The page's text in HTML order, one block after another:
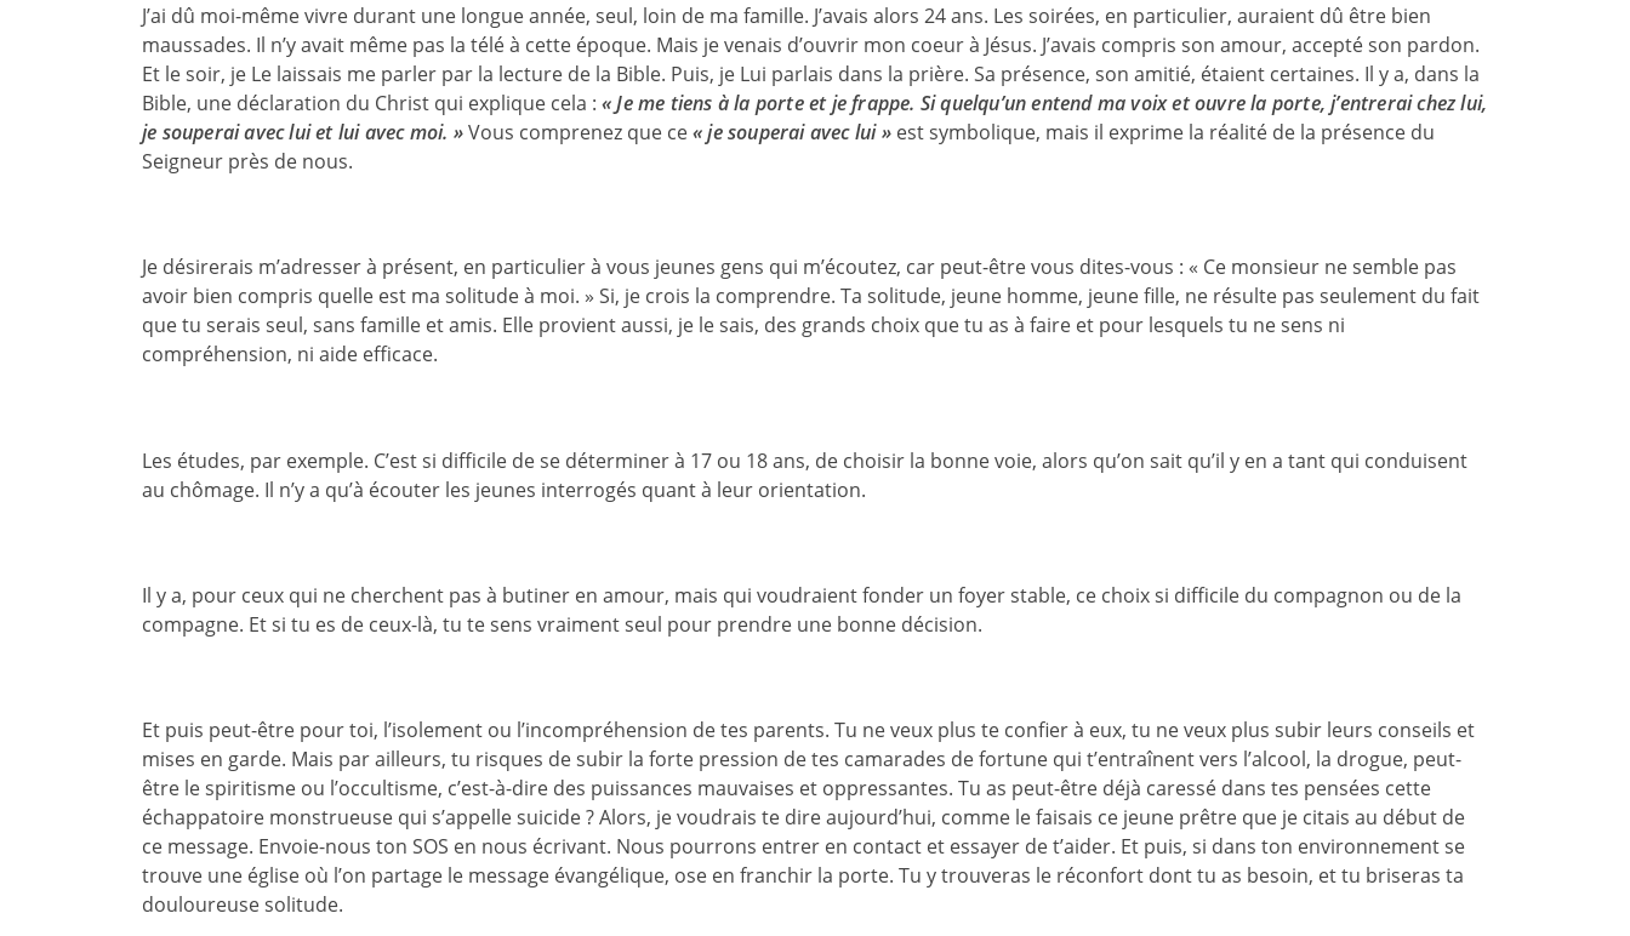
J’ai dû moi-même vivre durant une longue année, seul, loin de ma famille. J’avais alors 24 ans. Les soirées, en particulier, auraient dû être bien
maussades. Il n’y avait même pas la télé à cette époque. Mais je venais d’ouvrir mon coeur à Jésus. J’avais compris son amour, accepté son pardon.
Et le soir, je Le laissais me parler par la lecture de la Bible. Puis, je Lui parlais dans la prière. Sa présence, son amitié, étaient certaines. Il y a, dans la
Bible, une déclaration du Christ qui explique cela : « Je me tiens à la porte et je frappe. Si quelqu’un entend ma voix et ouvre la porte, j’entrerai chez lui,
je souperai avec lui et lui avec moi. »Vous comprenez que ce« je souperai avec lui »est symbolique, mais il exprime la réalité de la présence du
Seigneur près de nous.
Je désirerais m’adresser à présent, en particulier à vous jeunes gens qui m’écoutez, car peut-être vous dites-vous : « Ce monsieur ne semble pas
avoir bien compris quelle est ma solitude à moi. » Si, je crois la comprendre. Ta solitude, jeune homme, jeune fille, ne résulte pas seulement du fait
que tu serais seul, sans famille et amis. Elle provient aussi, je le sais, des grands choix que tu as à faire et pour lesquels tu ne sens ni
compréhension, ni aide efficace.
Les études, par exemple. C’est si difficile de se déterminer à 17 ou 18 ans, de choisir la bonne voie, alors qu’on sait qu’il y en a tant qui conduisent
au chômage. Il n’y a qu’à écouter les jeunes interrogés quant à leur orientation.
Il y a, pour ceux qui ne cherchent pas à butiner en amour, mais qui voudraient fonder un foyer stable, ce choix si difficile du compagnon ou de la
compagne. Et si tu es de ceux-là, tu te sens vraiment seul pour prendre une bonne décision.
Et puis peut-être pour toi, l’isolement ou l’incompréhension de tes parents. Tu ne veux plus te confier à eux, tu ne veux plus subir leurs conseils et
mises en garde. Mais par ailleurs, tu risques de subir la forte pression de tes camarades de fortune qui t’entraînent vers l’alcool, la drogue, peut-
être le spiritisme ou l’occultisme, c’est-à-dire des puissances mauvaises et oppressantes. Tu as peut-être déjà caressé dans tes pensées cette
échappatoire monstrueuse qui s’appelle suicide ? Alors, je voudrais te dire aujourd’hui, comme le faisais ce jeune prêtre que je citais au début de
ce message. Envoie-nous ton SOS en nous écrivant. Nous pourrons entrer en contact et essayer de t’aider. Et puis, si dans ton environnement se
trouve une église où l’on partage le message évangélique, ose en franchir la porte. Tu y trouveras le réconfort dont tu as besoin, et tu briseras ta
douloureuse solitude.